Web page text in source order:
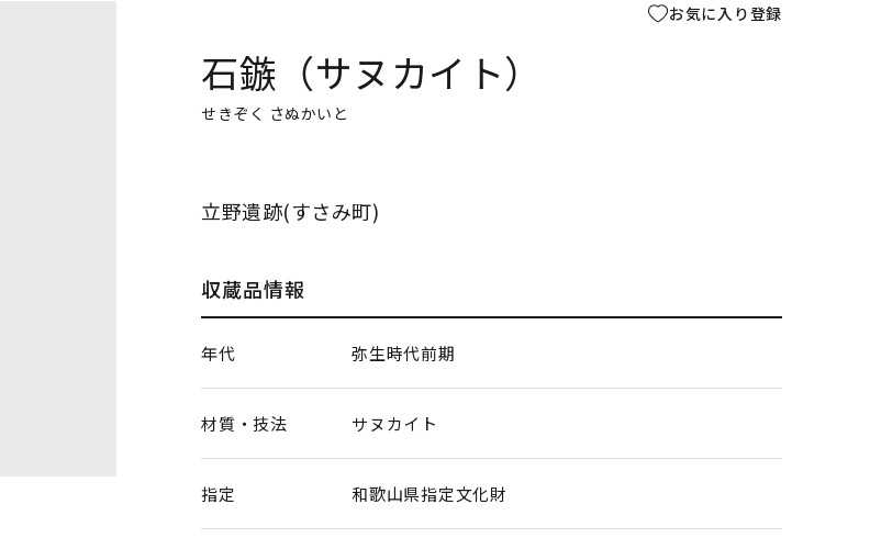
お気に入り登録
石鏃（サヌカイト）
せきぞく さぬかいと
立野遺跡(すさみ町)
収蔵品情報
年代 弥生時代前期
材質・技法 サヌカイト
指定 和歌山県指定文化財